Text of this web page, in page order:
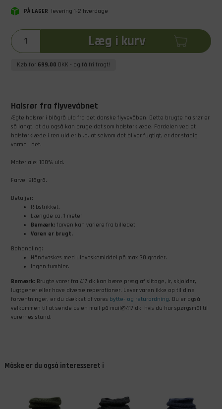
PÅ LAGER levering 1-2 hverdage
Læg i kurv
Køb for 699,00 DKK - og få fri fragt!
Halsrør fra flyvevåbnet
Ægte halsrør i blågrå uld fra det danske flyvevåben. Dette brugte halsrør er
så langt, at du også kan bruge det som halstørklæde. Fordelen ved et
halstørklæde i ren uld er bl.a. at selvom det bliver fugtigt, er der stadig
varme i det.
Materiale: 100% uld.
Farve: Blågrå.
Detaljer:
Ribstrikket.
Længde ca. 1 meter.
Bemærk: farven kan variere fra billedet.
Varen er brugt.
Behandling:
Håndvaskes med uldvaskemiddel på max 30 grader.
Ingen tumbler.
Bemærk: Brugte varer fra 417.dk kan bære præg af slitage, ir, skjolder,
lugtgener eller have diverse reperationer. Lever varen ikke op til dine
forventninger, er du dækket af vores bytte- og returordning. Du er også
velkommen til at sende os en mail på mail@417.dk, hvis du har spørgsmål til
varernes stand.
Måske er du også interesseret i